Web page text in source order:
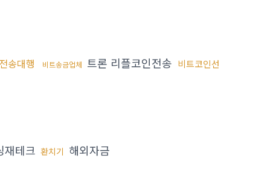
송대행 비트송금업체 트론 리플코인전송 비트코인선
재테크 환치기 해외자금